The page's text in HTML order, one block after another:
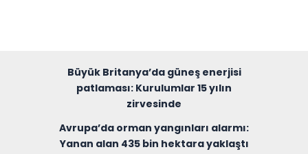
Büyük Britanya’da güneş enerjisi
patlaması: Kurulumlar 15 yılın
zirvesinde
Avrupa’da orman yangınları alarmı:
Yanan alan 435 bin hektara yaklaştı